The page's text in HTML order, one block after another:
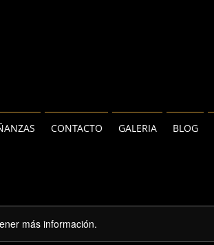
CONTACTO GALERIA BLOG
más información.